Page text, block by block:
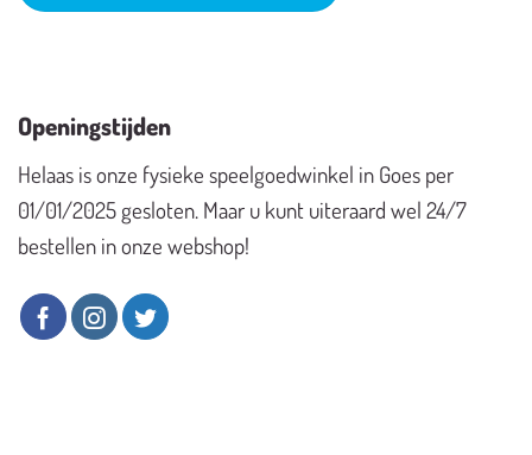
Openingstijden
Helaas is onze fysieke speelgoedwinkel in Goes per
01/01/2025 gesloten. Maar u kunt uiteraard wel 24/7
bestellen in onze webshop!